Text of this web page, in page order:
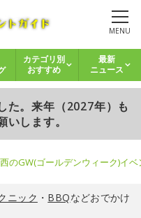
MENU
カテゴリ別
おすすめ
最新
ニュース
た。来年（2027年）も
します。
のGW(ゴールデンウィーク)イ
ニック ・ BBQなどおでかけ